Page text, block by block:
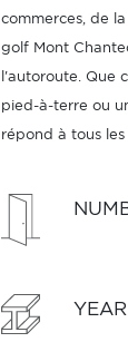
commerces, de
golf Mont
l'autoroute. Que
pied-à-terre ou
répond à tous les
prix abordable!